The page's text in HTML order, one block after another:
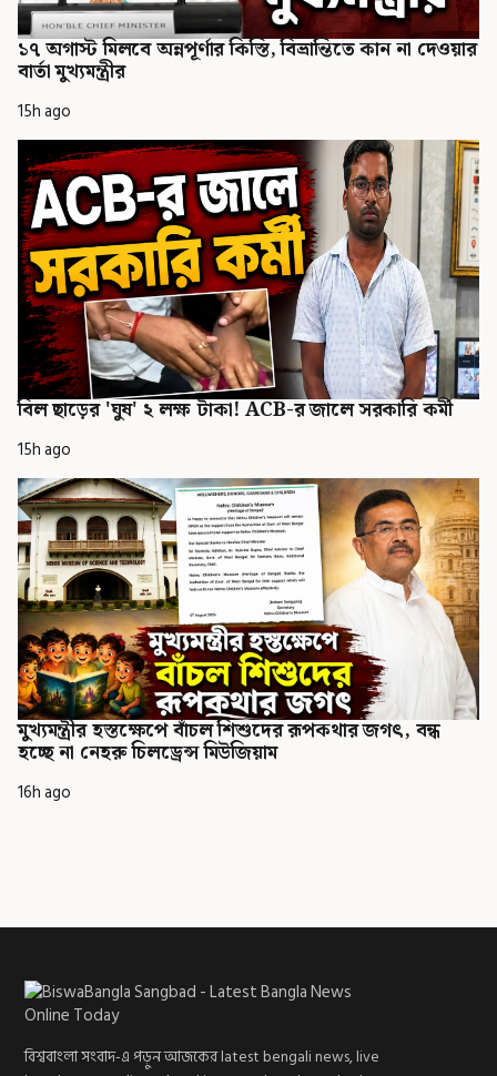
১৭ অগাস্ট মিলবে অন্নপূর্ণার কিস্তি, বিভ্রান্তিতে কান না দেওয়ার
বার্তা মুখ্যমন্ত্রীর
15h ago
বিল ছাড়ের 'ঘুষ' ২ লক্ষ টাকা! ACB-র জালে সরকারি কর্মী
15h ago
মুখ্যমন্ত্রীর হস্তক্ষেপে বাঁচল শিশুদের রূপকথার জগৎ, বন্ধ
হচ্ছে না নেহরু চিলড্রেন্স মিউজিয়াম
16h ago
বিশ্ববাংলা সংবাদ-এ পড়ুন আজকের latest bengali news, live